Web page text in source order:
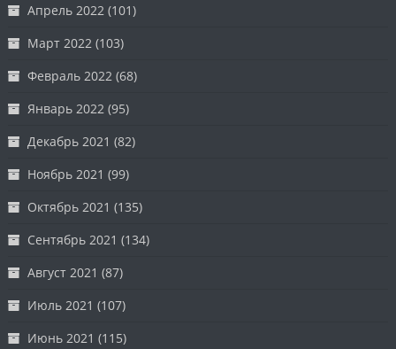
Апрель 2022 (101)
Март 2022 (103)
Февраль 2022 (68)
Январь 2022 (95)
Декабрь 2021 (82)
Ноябрь 2021 (99)
Октябрь 2021 (135)
Сентябрь 2021 (134)
Август 2021 (87)
Июль 2021 (107)
Июнь 2021 (115)